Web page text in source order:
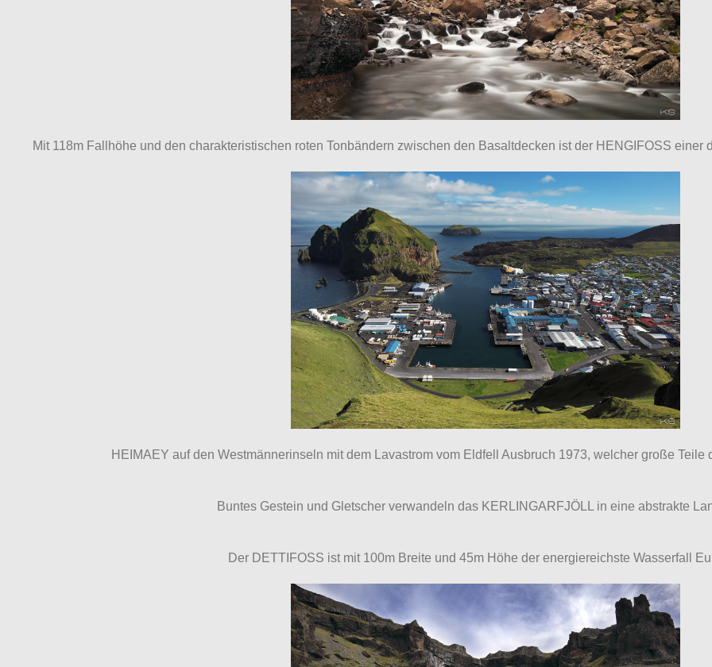
Mit 118m Fallhöhe und den charakteristischen roten Tonbändern zwischen den Basaltdecken ist der HENGIFOSS einer
HEIMAEY auf den Westmännerinseln mit dem Lavastrom vom Eldfell Ausbruch 1973, welcher große Teile
Buntes Gestein und Gletscher verwandeln das KERLINGARFJÖLL in eine abstrakte
Der DETTIFOSS ist mit 100m Breite und 45m Höhe der energiereichste Wasserfall